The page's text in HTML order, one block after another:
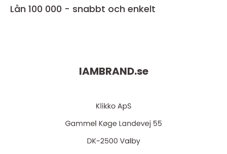
Lån 100 000 - snabbt och enkelt
IAMBRAND.se